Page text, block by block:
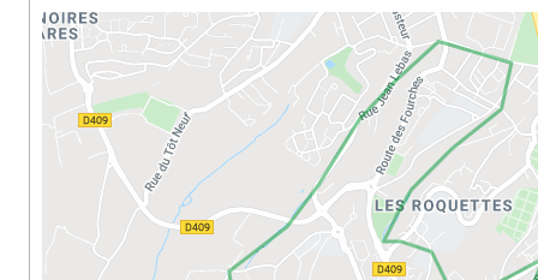
Equipements & Tests
Parcours & Courses
Outils & Réseaux